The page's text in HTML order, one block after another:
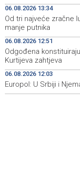
16:14
Srbija: Sindikat
temperaturama uđe u
16:05
Obilježavanje
Jajca uz pokroviteljstvo
16:04
Vozač
Tomislavgrada
06.08.2026 13:34
Od tri najveće zračne
manje putnika
06.08.2026 12:51
Odgođena
Kurtijeva zahtjeva
06.08.2026 12:03
Europol: U Srbiji i